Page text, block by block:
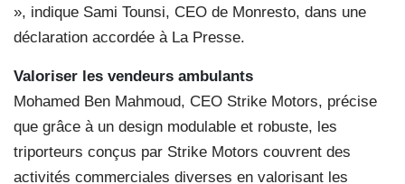
», indique Sami Tounsi, CEO de Monresto, dans une
déclaration accordée à La Presse.
Valoriser les vendeurs ambulants
Mohamed Ben Mahmoud, CEO Strike Motors, précise
que grâce à un design modulable et robuste, les
triporteurs conçus par Strike Motors couvrent des
activités commerciales diverses en valorisant les